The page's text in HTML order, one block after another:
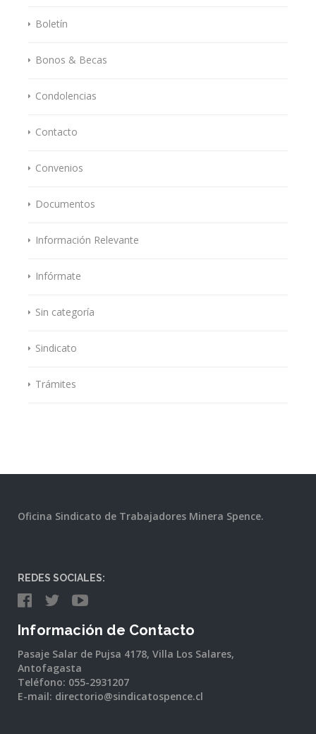
Boletín
Bonos & Becas
Condolencias
Contacto
Convenios
Documentos
Información Relevante
Infórmate
Sin categoría
Sindicato
Trámites
Oficina Sindicato de Trabajadores Minera Spence.
REDES SOCIALES:
Información de Contacto
Pasaje Salar de Pujsa 4178, Villa Los Salares,
Antofagasta
Teléfono: 055-2931207
E-mail: directorio@sindicatospence.cl